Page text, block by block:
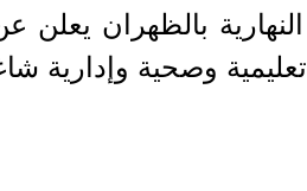
بالظهران
وصحية وإدارية